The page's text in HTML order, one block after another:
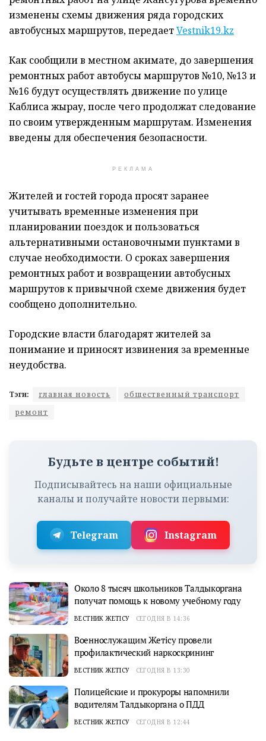
изменены схемы движения ряда городских
автобусных маршрутов, передаетVestnik19.kz
Как сообщили в местном акимате, до завершения
ремонтных работ автобусы маршрутов №10, №13 и
№16 будут осуществлять движение по улице
Каблиса жырау, после чего продолжат следование
по своим утвержденным маршрутам. Изменения
введены для обеспечения безопасности.
РЕКЛАМА
Жителей и гостей города просят заранее
учитывать временные изменения при
планировании поездок и пользоваться
альтернативными остановочными пунктами в
случае необходимости. О сроках завершения
ремонтных работ и возвращении автобусных
маршрутов к привычной схеме движения будет
сообщено дополнительно.
Городские власти благодарят жителей за
понимание и приносят извинения за временные
неудобства.
Тэги: главная новость
общественный транспорт
ремонт
Будьте в центре событий!
Подписывайтесь на наши официальные
каналы и получайте новости первыми:
Telegram Instagram
Около 8 тысяч школьников Талдыкоргана
получат помощь к новому учебному году
ВЕСТНИК ЖЕТІСУ СЕГОДНЯ В 14:36
Военнослужащим Жетісу провели
профилактический наркоскрининг
ВЕСТНИК ЖЕТІСУ СЕГОДНЯ В 13:30
Полицейские и прокуроры напомнили
водителям Талдыкоргана о ПДД
ВЕСТНИК ЖЕТІСУ СЕГОДНЯ В 12:44